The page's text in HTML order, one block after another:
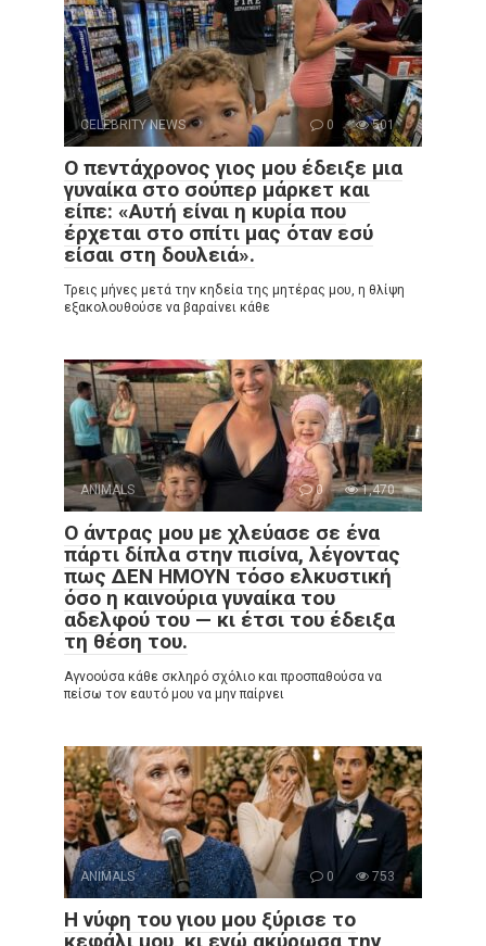
CELEBRITY NEWS 0 501
Ο πεντάχρονος γιος μου έδειξε μια
γυναίκα στο σούπερ μάρκετ και
είπε: «Αυτή είναι η κυρία που
έρχεται στο σπίτι μας όταν εσύ
είσαι στη δουλειά».
Τρεις μήνες μετά την κηδεία της μητέρας μου, η θλίψη
εξακολουθούσε να βαραίνει κάθε
ANIMALS 0 1,470
Ο άντρας μου με χλεύασε σε ένα
πάρτι δίπλα στην πισίνα, λέγοντας
πως ΔΕΝ ΗΜΟΥΝ τόσο ελκυστική
όσο η καινούρια γυναίκα του
αδελφού του — κι έτσι του έδειξα
τη θέση του.
Αγνοούσα κάθε σκληρό σχόλιο και προσπαθούσα να
πείσω τον εαυτό μου να μην παίρνει
ANIMALS 0 753
Η νύφη του γιου μου ξύρισε το
κεφάλι μου, κι εγώ ακύρωσα την